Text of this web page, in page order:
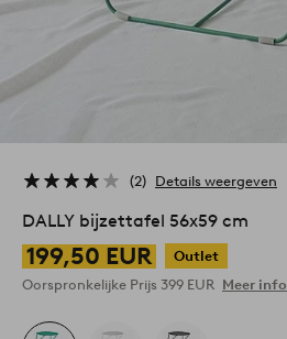
2 Details weergeven
DALLY bijzettafel 56x59 cm
199,50 EUR
Outlet
Oorspronkelijke Prijs 399 EUR Meer info